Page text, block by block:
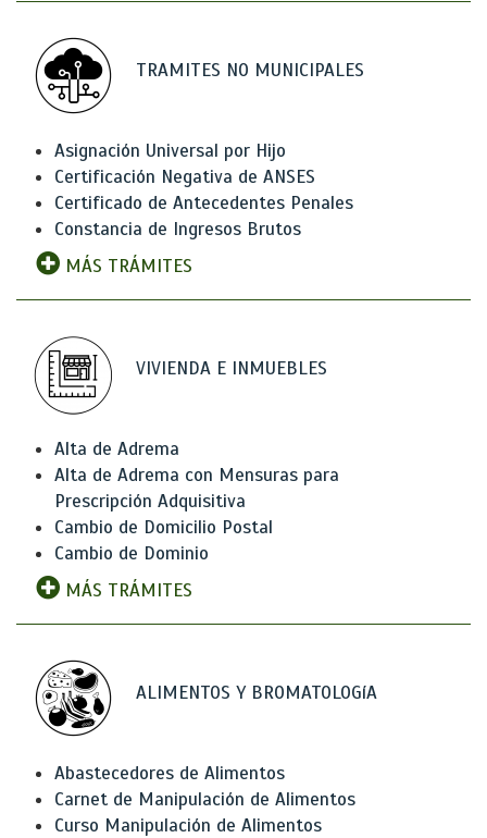
TRAMITES NO MUNICIPALES
Asignación Universal por Hijo
Certificación Negativa de ANSES
Certificado de Antecedentes Penales
Constancia de Ingresos Brutos
MÁS TRÁMITES
VIVIENDA E INMUEBLES
Alta de Adrema
Alta de Adrema con Mensuras para
Prescripción Adquisitiva
Cambio de Domicilio Postal
Cambio de Dominio
MÁS TRÁMITES
ALIMENTOS Y BROMATOLOGíA
Abastecedores de Alimentos
Carnet de Manipulación de Alimentos
Curso Manipulación de Alimentos